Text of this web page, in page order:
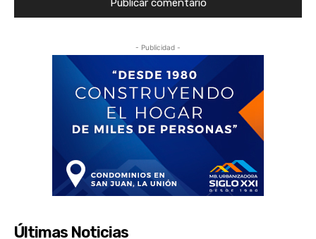
- Publicidad -
Últimas Noticias